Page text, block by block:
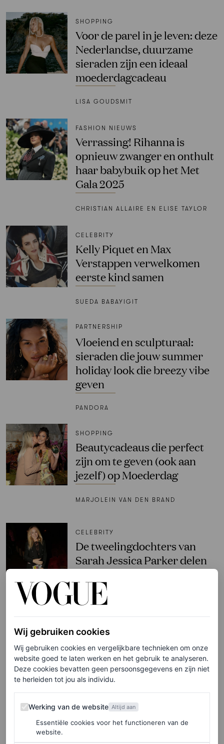
SHOPPING
Voor de parel in je leven: deze
Nederlandse, duurzame
sieraden zijn een ideaal
moederdagcadeau
LISA GOUDSMIT
FASHION NIEUWS
Verrassing! Rihanna is
opnieuw zwanger en onthult
haar babybuik op het Met
Gala 2025
CHRISTIAN ALLAIRE EN ELISE TAYLOR
CELEBRITY
Kelly Piquet en Max
Verstappen verwelkomen
eerste kind samen
SUEDA BABAYIGIT
PARTNERSHIP
Vloeiend en sculpturaal:
sieraden die jouw summer
holiday look die breezy vibe
geven
PANDORA
SHOPPING
Beautycadeaus die perfect
zijn om te geven (ook aan
jezelf) op Moederdag
MARJOLEIN VAN DEN BRAND
CELEBRITY
De tweelingdochters van
Sarah Jessica Parker delen
overduidelijk haar smaak in
schoenen
Jennifer Lawrence is moeder
geworden van haar tweede
kindje
VOGUE
Wij gebruiken cookies
Wij gebruiken cookies en vergelijkbare technieken om onze
website goed te laten werken en het gebruik te analyseren.
Deze cookies bevatten geen persoonsgegevens en zijn niet
te herleiden tot jou als individu.
Werking van de website
Werking van de website Altijd aan
Essentiële cookies voor het functioneren van de
website.